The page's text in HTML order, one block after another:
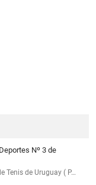
Nº 3 de
Tenis de Uruguay ( P…